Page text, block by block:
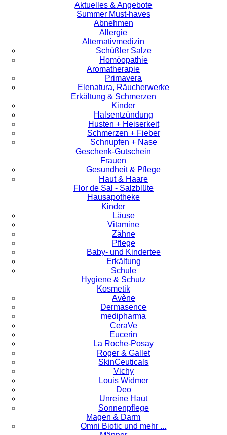
Aktuelles & Angebote
Summer Must-haves
Abnehmen
Allergie
Alternativmedizin
Schüßler Salze
Homöopathie
Aromatherapie
Primavera
Elenatura, Räucherwerke
Erkältung & Schmerzen
Kinder
Halsentzündung
Husten + Heiserkeit
Schmerzen + Fieber
Schnupfen + Nase
Geschenk-Gutschein
Frauen
Gesundheit & Pflege
Haut & Haare
Flor de Sal - Salzblüte
Hausapotheke
Kinder
Läuse
Vitamine
Zähne
Pflege
Baby- und Kindertee
Erkältung
Schule
Hygiene & Schutz
Kosmetik
Avène
Dermasence
medipharma
CeraVe
Eucerin
La Roche-Posay
Roger & Gallet
SkinCeuticals
Vichy
Louis Widmer
Deo
Unreine Haut
Sonnenpflege
Magen & Darm
Omni Biotic und mehr ...